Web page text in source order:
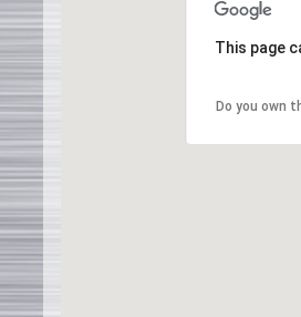
This page
Do you own